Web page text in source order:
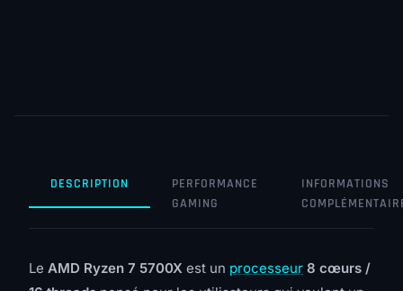
DESCRIPTION
PERFORMANCE
GAMING
INFORMATIONS
Le AMD Ryzen 7 5700X est un processeur 8 cœurs /